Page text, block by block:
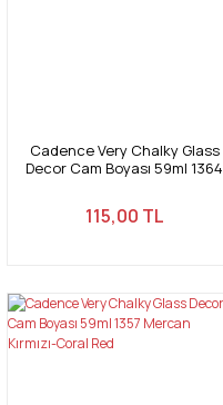
Cadence Very Chalky Glass
Decor Cam Boyası 59ml 1364
115,00 TL